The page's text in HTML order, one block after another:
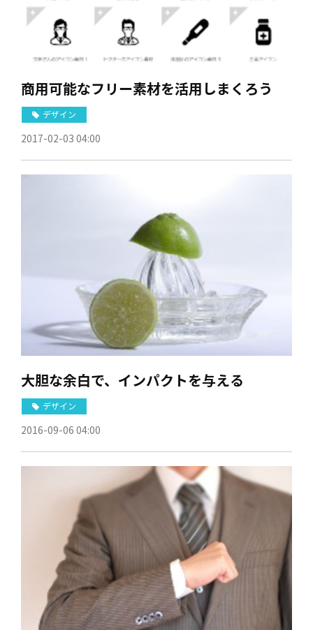
商用可能なフリー素材を活用しまくろう
デザイン
2017-02-03 04:00
大胆な余白で、インパクトを与える
デザイン
2016-09-06 04:00